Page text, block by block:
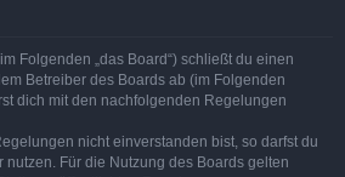
Folgenden „das Board“) schließt du einen
Betreiber des Boards ab (im Folgenden
dich mit den nachfolgenden Regelungen
nicht einverstanden bist, so darfst du
nutzen. Für die Nutzung des Boards gelten